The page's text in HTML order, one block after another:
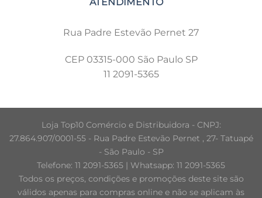
Rua Padre Estevão Pernet 27
CEP 03315-000 São Paulo SP
11 2091-5365
Loja Top10 Comércio e Distribuidora - CNPJ:
27.864.907/0001-55 - Rua Padre Estevão Pernet , 27- Tatuapé
- São Paulo - SP
Telefone: 11 2091-5365 | Whatsapp: 11 2091-5365
Todos os preços, condições e promoções deste site são
válidos apenas para compras online e não se aplicam às